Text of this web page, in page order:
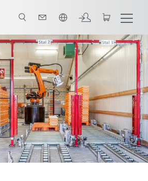
อกสารเผยแพร่ พันธมิตรระบบทั้งหมด